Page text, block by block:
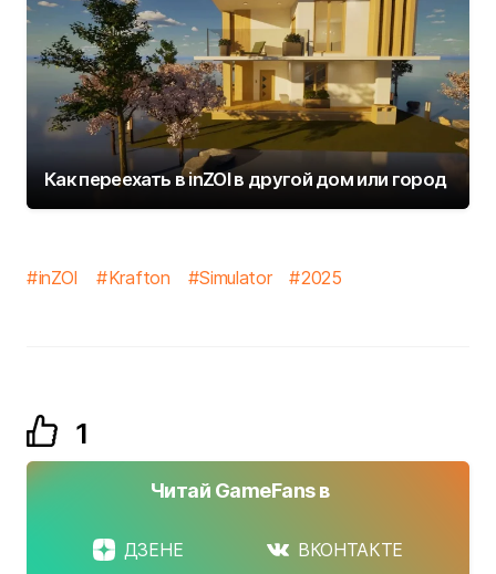
Как переехать в inZOI в другой дом или город
inZOI Krafton Simulator 2025
1
Читай GameFans в
ДЗЕНЕ ВКОНТАКТЕ